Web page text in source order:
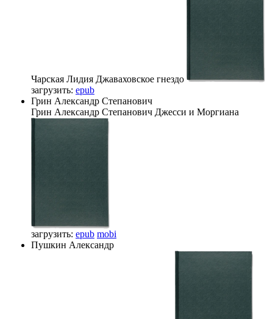
Чарская Лидия Джаваховское гнездо
загрузить: epub
Грин Александр Степанович
Грин Александр Степанович Джесси и Моргиана
загрузить: epub mobi
Пушкин Александр